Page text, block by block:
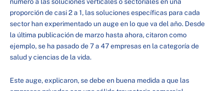
número a las soluciones verticales o sectoriales en una
proporción de casi 2 a 1, las soluciones específicas para cada
sector han experimentado un auge en lo que va del año. Desde
la última publicación de marzo hasta ahora, citaron como
ejemplo, se ha pasado de 7 a 47 empresas en la categoría de
salud y ciencias de la vida.
Este auge, explicaron, se debe en buena medida a que las